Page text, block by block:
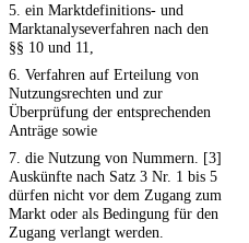
5. ein Marktdefinitions- und
Marktanalyseverfahren nach den
§§ 10 und 11,
6. Verfahren auf Erteilung von
Nutzungsrechten und zur
Überprüfung der entsprechenden
Anträge sowie
7. die Nutzung von Nummern. [3]
Auskünfte nach Satz 3 Nr. 1 bis 5
dürfen nicht vor dem Zugang zum
Markt oder als Bedingung für den
Zugang verlangt werden.